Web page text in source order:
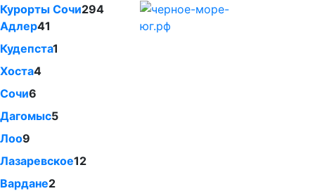
Курорты Сочи294
Адлер41
Кудепста1
Хоста4
Сочи6
Дагомыс5
Лоо9
Лазаревское12
Вардане2